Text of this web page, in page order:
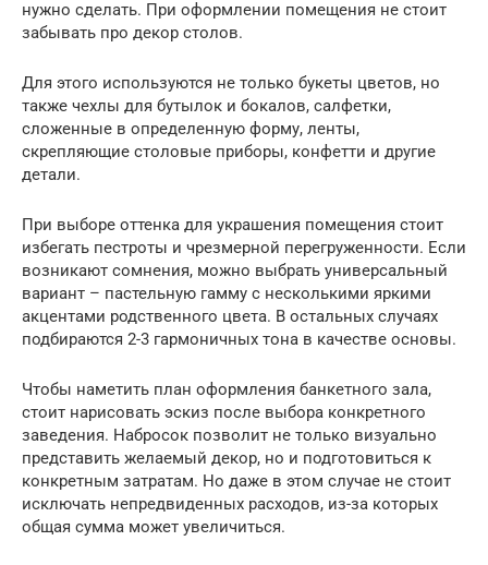
нужно сделать. При оформлении помещения не стоит
забывать про декор столов.
Для этого используются не только букеты цветов, но
также чехлы для бутылок и бокалов, салфетки,
сложенные в определенную форму, ленты,
скрепляющие столовые приборы, конфетти и другие
детали.
При выборе оттенка для украшения помещения стоит
избегать пестроты и чрезмерной перегруженности. Если
возникают сомнения, можно выбрать универсальный
вариант – пастельную гамму с несколькими яркими
акцентами родственного цвета. В остальных случаях
подбираются 2-3 гармоничных тона в качестве основы.
Чтобы наметить план оформления банкетного зала,
стоит нарисовать эскиз после выбора конкретного
заведения. Набросок позволит не только визуально
представить желаемый декор, но и подготовиться к
конкретным затратам. Но даже в этом случае не стоит
исключать непредвиденных расходов, из-за которых
общая сумма может увеличиться.